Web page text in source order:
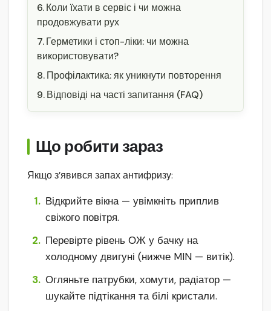
Коли їхати в сервіс і чи можна
продовжувати рух
Герметики і стоп-ліки: чи можна
використовувати?
Профілактика: як уникнути повторення
Відповіді на часті запитання (FAQ)
Що робити зараз
Якщо з’явився запах антифризу:
Відкрийте вікна — увімкніть приплив
свіжого повітря.
Перевірте рівень ОЖ у бачку на
холодному двигуні (нижче MIN — витік).
Огляньте патрубки, хомути, радіатор —
шукайте підтікання та білі кристали.